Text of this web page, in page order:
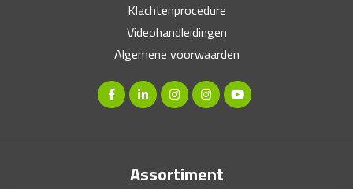
Klachtenprocedure
Videohandleidingen
Algemene voorwaarden
Assortiment